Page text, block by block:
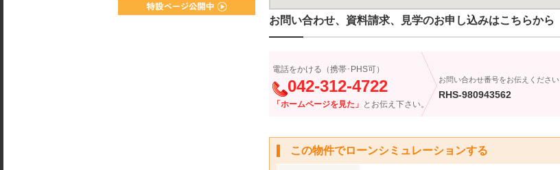
お問い合わせ、資料請求、見学のお申し込みはこちらから
電話をかける（携帯･PHS可）
042-312-4722
「ホームページを見た」 とお伝え下さい。
お問い合わせ番号をお伝えください
RHS-980943562
この物件でローンシミュレーションする